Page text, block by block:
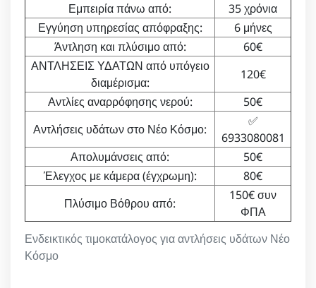
Ενδεικτικός τιμοκατάλογος για αντλήσεις υδάτων Νέο
Κόσμο
Εμπειρία πάνω από:
35 χρόνια
Εγγύηση υπηρεσίας απόφραξης:
6 μήνες
Άντληση και πλύσιμο από:
60€
ΑΝΤΛΗΣΕΙΣ ΥΔΑΤΩΝ από υπόγειο
διαμέρισμα:
120€
Αντλίες αναρρόφησης νερού:
50€
Αντλήσεις υδάτων στο Νέο Κόσμο:
✅
6933080081
Απολυμάνσεις από:
50€
Έλεγχος με κάμερα (έγχρωμη):
80€
Πλύσιμο Βόθρου από:
150€ συν
ΦΠΑ